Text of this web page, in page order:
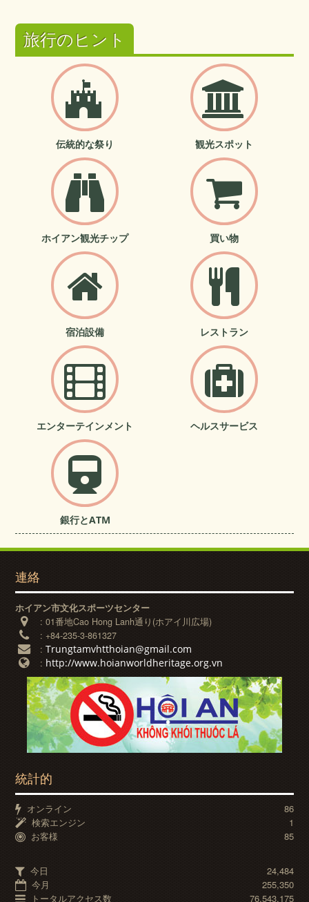
旅行のヒント
伝統的な祭り 観光スポット
ホイアン観光チップ 買い物
宿泊設備 レストラン
エンターテインメント ヘルスサービス
銀行とATM
連絡
ホイアン市文化スポーツセンター
:01番地Cao Hong Lanh通り(ホアイ川広場)
:+84-235-3-861327
:Trungtamvhtthoian@gmail.com
: http://www.hoianworldheritage.org.vn
統計的
オンライン
86
検索エンジン
1
お客様
85
今日
24,484
今月
255,350
トータルアクセス数
76,543,175